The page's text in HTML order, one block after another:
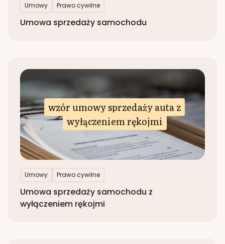
Umowy Prawo cywilne
Umowa sprzedaży samochodu
wzór umowy sprzedaży auta z
wyłączeniem rękojmi
Umowy Prawo cywilne
Umowa sprzedaży samochodu z
wyłączeniem rękojmi